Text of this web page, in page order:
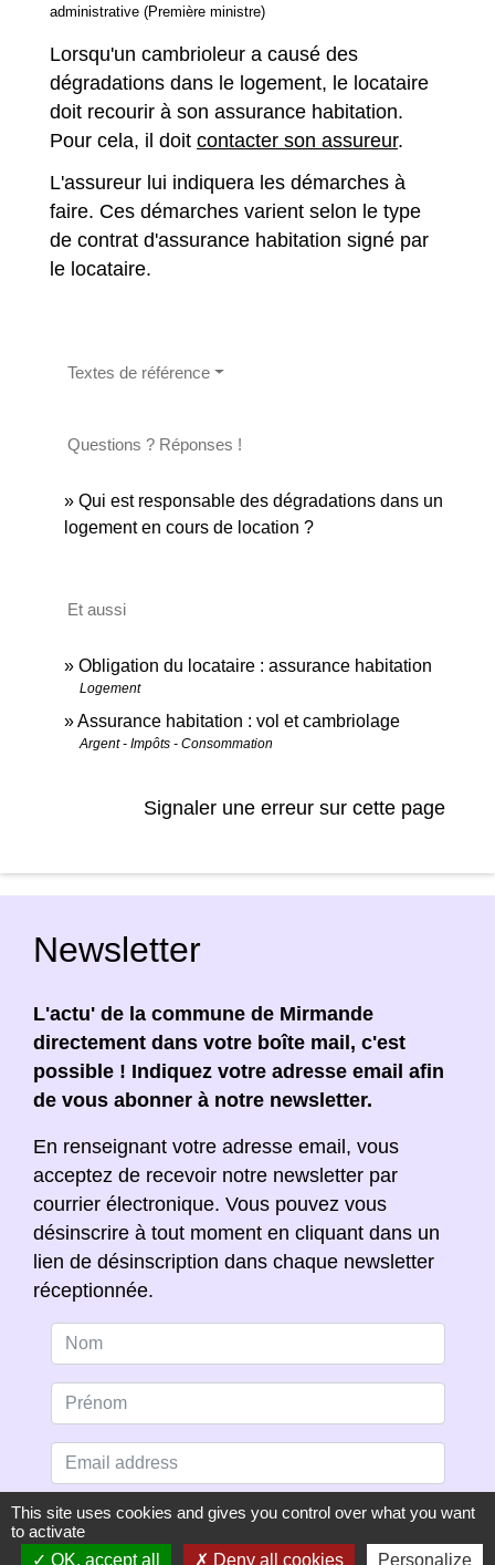
administrative (Première ministre)
Lorsqu'un cambrioleur a causé des
dégradations dans le logement, le locataire
doit recourir à son assurance habitation.
Pour cela, il doit contacter son assureur.
L'assureur lui indiquera les démarches à
faire. Ces démarches varient selon le type
de contrat d'assurance habitation signé par
le locataire.
Textes de référence
Questions ? Réponses !
Qui est responsable des dégradations dans un
logement en cours de location ?
Et aussi
Obligation du locataire : assurance habitation
Logement
Assurance habitation : vol et cambriolage
Argent - Impôts - Consommation
Signaler une erreur sur cette page
Newsletter
L'actu' de la commune de Mirmande
directement dans votre boîte mail, c'est
possible ! Indiquez votre adresse email afin
de vous abonner à notre newsletter.
En renseignant votre adresse email, vous
acceptez de recevoir notre newsletter par
courrier électronique. Vous pouvez vous
désinscrire à tout moment en cliquant dans un
lien de désinscription dans chaque newsletter
réceptionnée.
This site uses cookies and gives you control over what you want
to activate
OK, accept all
Deny all cookies Personalize